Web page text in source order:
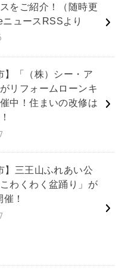
をご紹介！（随時更
ュースRSSより
】「（株）シー・ア
リフォームローンキ
中！住まいの改修は
】三王山ふれあい公
わくわく盆踊り」が
！